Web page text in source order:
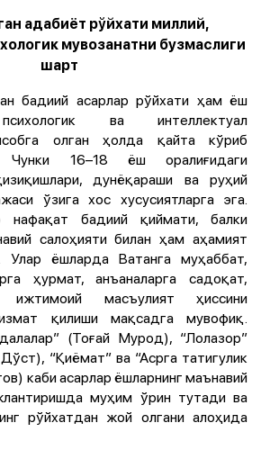
адабиёт рўйхати миллий,
мувозанатни бузмаслиги
шарт
бадиий асарлар рўйхати ҳам ёш
ва интеллектуал
олган ҳолда қайта кўриб
Чунки 16–18 ёш оралиғидаги
дунёқараши ва руҳий
ўзига хос хусусиятларга эга.
нафақат бадиий қиймати, балки
салоҳияти билан ҳам аҳамият
Улар ёшларда Ватанга муҳаббат,
ҳурмат, анъаналарга садоқат,
ижтимоий масъулият ҳиссини
қилиши мақсадга мувофиқ.
(Тоғай Мурод), “Лолазор”
“Қиёмат” ва “Асрга татигулик
каби асарлар ёшларнинг маънавий
муҳим ўрин тутади ва
рўйхатдан жой олгани алоҳида